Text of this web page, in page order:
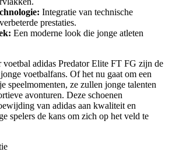
Integratie van technische
prestaties.
Een moderne look die jonge atleten
adidas Predator Elite FT FG zijn de
voetbalfans. Of het nu gaat om een
speelmomenten, ze zullen jonge talenten
avonturen. Deze schoenen
van adidas aan kwaliteit en
spelers de kans om zich op het veld te